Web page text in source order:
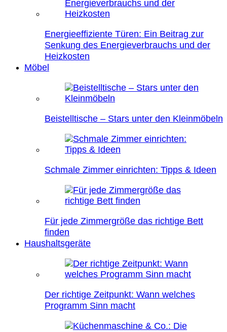
Energieeffiziente Türen: Ein Beitrag zur
Senkung des Energieverbrauchs und der
Heizkosten
Möbel
Beistelltische – Stars unter den Kleinmöbeln
Schmale Zimmer einrichten: Tipps & Ideen
Für jede Zimmergröße das richtige Bett
finden
Haushaltsgeräte
Der richtige Zeitpunkt: Wann welches
Programm Sinn macht